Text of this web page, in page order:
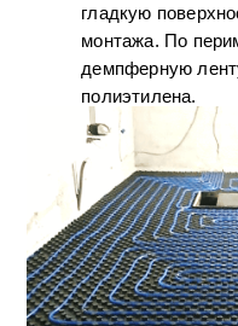
гладкую
монтажа. По
демпферную
полиэтилена.